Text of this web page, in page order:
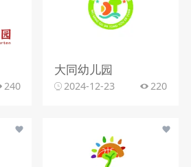
240
大同幼儿园
2024-12-23 220